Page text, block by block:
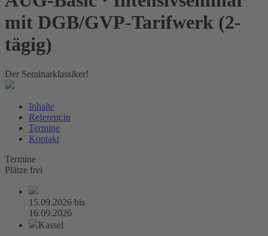
mit DGB/GVP-Tarifwerk (2-
tägig)
Der Seminarklassiker!
Inhalte
Referent:in
Termine
Kontakt
Termine
Plätze frei
15.09.2026 bis
16.09.2026
Kassel